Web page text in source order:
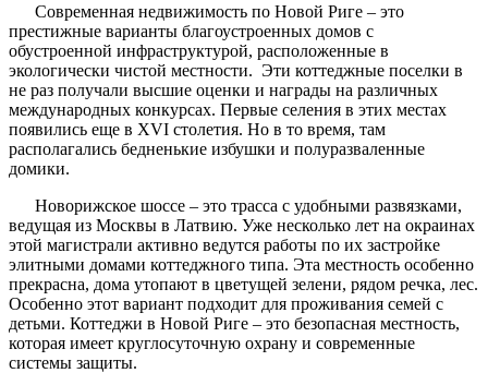
Современная недвижимость по Новой Риге – это
престижные варианты благоустроенных домов с
обустроенной инфраструктурой, расположенные в
экологически чистой местности. Эти коттеджные поселки в
не раз получали высшие оценки и награды на различных
международных конкурсах. Первые селения в этих местах
появились еще в XVI столетия. Но в то время, там
располагались бедненькие избушки и полуразваленные
домики.
Новорижское шоссе – это трасса с удобными развязками,
ведущая из Москвы в Латвию. Уже несколько лет на окраинах
этой магистрали активно ведутся работы по их застройке
элитными домами коттеджного типа. Эта местность особенно
прекрасна, дома утопают в цветущей зелени, рядом речка, лес.
Особенно этот вариант подходит для проживания семей с
детьми. Коттеджи в Новой Риге – это безопасная местность,
которая имеет круглосуточную охрану и современные
системы защиты.